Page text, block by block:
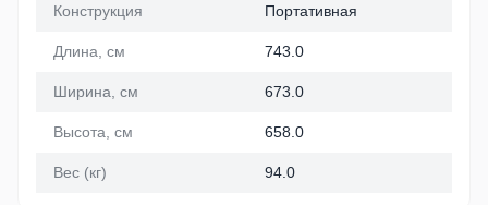
Конструкция Портативная
Длина, см 743.0
Ширина, см 673.0
Высота, см 658.0
Вес (кг) 94.0